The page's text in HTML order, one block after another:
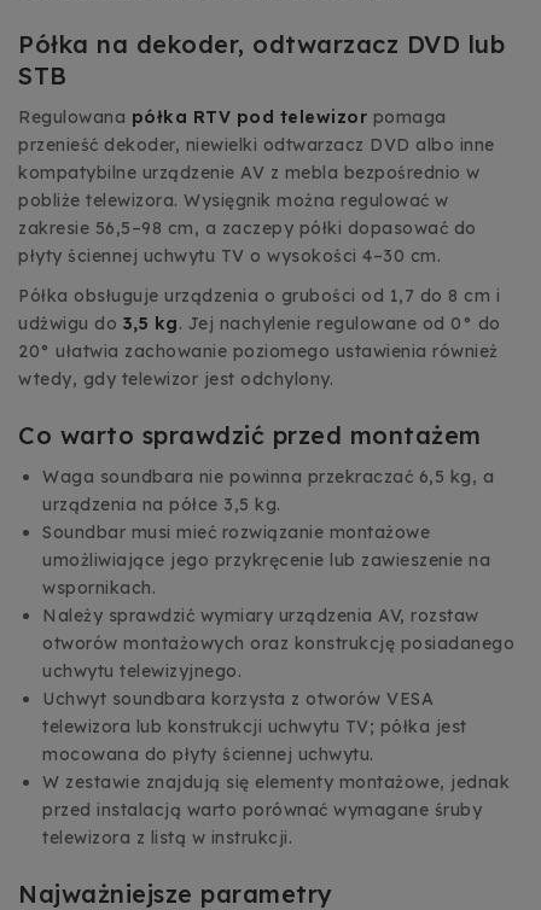
Półka na dekoder, odtwarzacz DVD lub
STB
Regulowana półka RTV pod telewizor pomaga
przenieść dekoder, niewielki odtwarzacz DVD albo inne
kompatybilne urządzenie AV z mebla bezpośrednio w
pobliże telewizora. Wysięgnik można regulować w
zakresie 56,5–98 cm, a zaczepy półki dopasować do
płyty ściennej uchwytu TV o wysokości 4–30 cm.
Półka obsługuje urządzenia o grubości od 1,7 do 8 cm i
udźwigu do 3,5 kg. Jej nachylenie regulowane od 0° do
20° ułatwia zachowanie poziomego ustawienia również
wtedy, gdy telewizor jest odchylony.
Co warto sprawdzić przed montażem
Waga soundbara nie powinna przekraczać 6,5 kg, a
urządzenia na półce 3,5 kg.
Soundbar musi mieć rozwiązanie montażowe
umożliwiające jego przykręcenie lub zawieszenie na
wspornikach.
Należy sprawdzić wymiary urządzenia AV, rozstaw
otworów montażowych oraz konstrukcję posiadanego
uchwytu telewizyjnego.
Uchwyt soundbara korzysta z otworów VESA
telewizora lub konstrukcji uchwytu TV; półka jest
mocowana do płyty ściennej uchwytu.
W zestawie znajdują się elementy montażowe, jednak
przed instalacją warto porównać wymagane śruby
telewizora z listą w instrukcji.
Najważniejsze parametry